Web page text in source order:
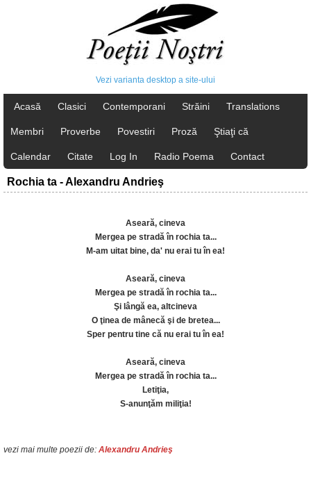
Vezi varianta desktop a site-ului
Acasă Clasici Contemporani Străini Translations
Membri Proverbe Povestiri Proză Ştiaţi că
Calendar Citate Log In Radio Poema Contact
Rochia ta - Alexandru Andrieş
Aseară, cineva
Mergea pe stradă în rochia ta...
M-am uitat bine, da' nu erai tu în ea!
Aseară, cineva
Mergea pe stradă în rochia ta...
Şi lângă ea, altcineva
O ţinea de mânecă şi de bretea...
Sper pentru tine că nu erai tu în ea!
Aseară, cineva
Mergea pe stradă în rochia ta...
Letiţia,
S-anunţăm miliţia!
vezi mai multe poezii de: Alexandru Andrieş